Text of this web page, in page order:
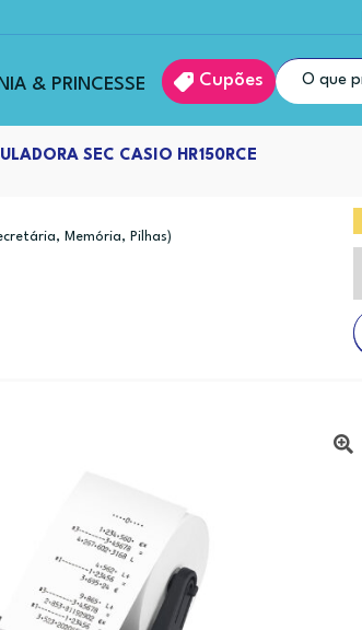
& PRINCESSE Cupões
SEC CASIO HR150RCE
Memória, Pilhas)